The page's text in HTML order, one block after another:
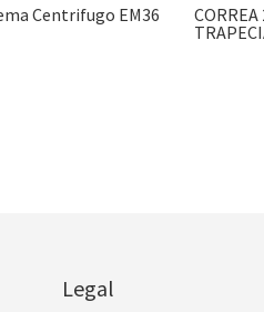
Centrifugo EM36
Legal